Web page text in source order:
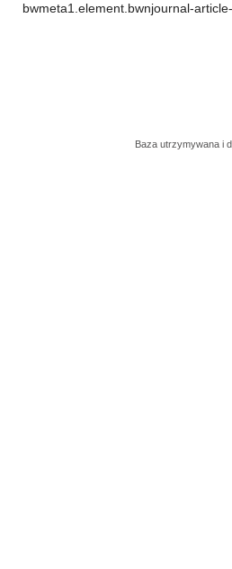
bwmeta1.element.bwnjournal-
Baza utrzymywana i